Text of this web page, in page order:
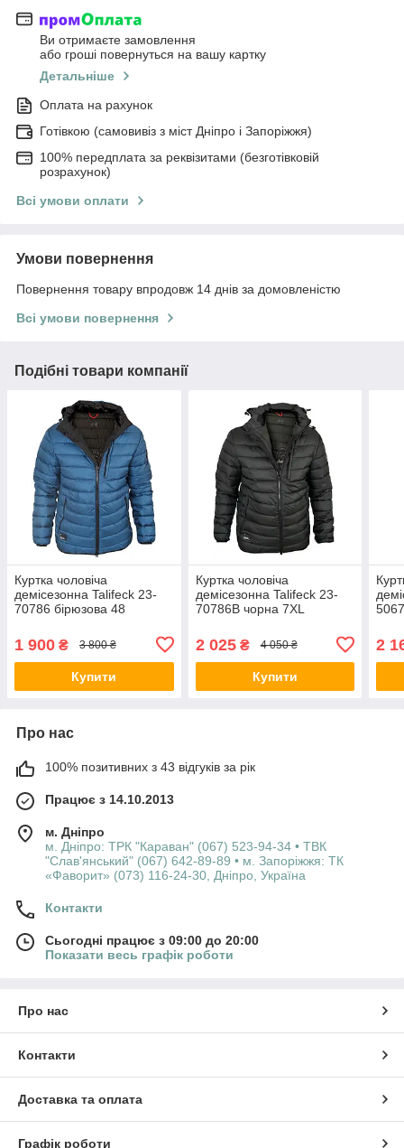
Ви отримаєте замовлення
або гроші повернуться на вашу картку
Детальніше
Оплата на рахунок
Готівкою (самовивіз з міст Дніпро і Запоріжжя)
100% передплата за реквізитами (безготівковій
розрахунок)
Всі умови оплати
Умови повернення
Повернення товару впродовж 14 днів за домовленістю
Всі умови повернення
Подібні товари компанії
Куртка чоловіча
демісезонна Talifeck 23-
70786 бірюзова 48
1 900 ₴ 3 800 ₴
Купити
Куртка чоловіча
демісезонна Talifeck 23-
70786B чорна 7XL
2 025₴ 4 050 ₴
Купити
2
Про нас
100% позитивних з 43 відгуків за рік
Працює з 14.10.2013
м. Дніпро
м. Дніпро: ТРК "Караван" (067) 523-94-34 • ТВК
"Слав'янський" (067) 642-89-89 • м. Запоріжжя: ТК
«Фаворит» (073) 116-24-30, Дніпро, Україна
Контакти
Сьогодні працює з 09:00 до 20:00
Показати весь графік роботи
Про нас
Контакти
Доставка та оплата
Графік роботи